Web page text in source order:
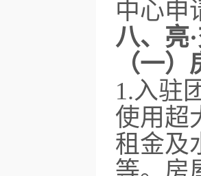
中心申
八、亮
（一
1.入驻
使用超
租金及